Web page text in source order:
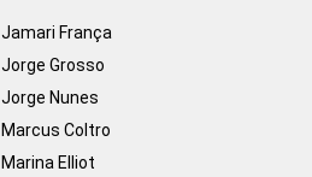
Jamari França
Jorge Grosso
Jorge Nunes
Marcus Coltro
Marina Elliot